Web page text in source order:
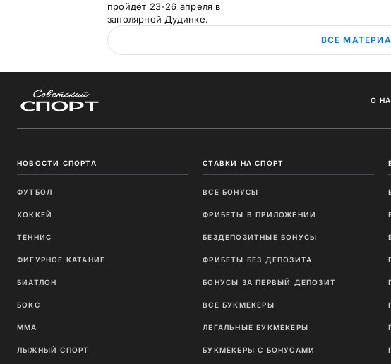
пройдёт 23-26 апреля в
заполярной Дудинке.
ВСЕ
О
НОВОСТИ СПОРТА
ФУТБОЛ
ХОККЕЙ
ТЕННИС
ФИГУРНОЕ КАТАНИЕ
БИАТЛОН
БОКС
ММА
ЛЫЖНЫЙ СПОРТ
СТАВКИ НА СПОРТ
ВСЕ БОНУСЫ
ФРИБЕТЫ В ПРИЛОЖЕНИИ
БЕЗДЕПОЗИТНЫЕ БОНУСЫ
ФРИБЕТЫ БЕЗ ДЕПОЗИТА
БОНУСЫ ЗА ПЕРВЫЙ ДЕПОЗИТ
ВСЕ БУКМЕКЕРЫ
ЛЕГАЛЬНЫЕ БУКМЕКЕРЫ
БУКМЕКЕРЫ С БОНУСАМИ